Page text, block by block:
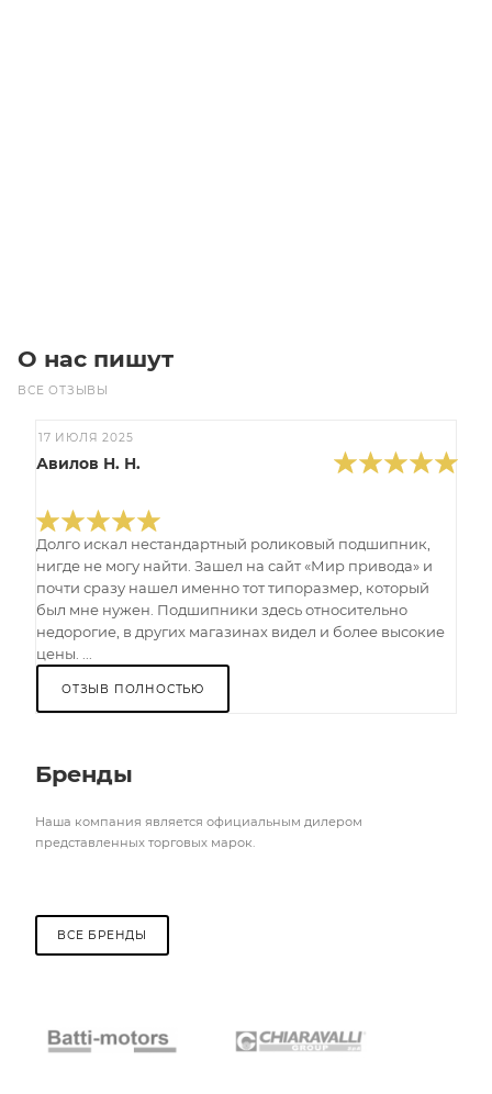
О нас пишут
ВСЕ ОТЗЫВЫ
17 ИЮЛЯ 2025
Авилов Н. Н.
Долго искал нестандартный роликовый подшипник,
нигде не могу найти. Зашел на сайт «Мир привода» и
почти сразу нашел именно тот типоразмер, который
был мне нужен. Подшипники здесь относительно
недорогие, в других магазинах видел и более высокие
цены. ...
ОТЗЫВ ПОЛНОСТЬЮ
Бренды
Наша компания является официальным дилером
представленных торговых марок.
ВСЕ БРЕНДЫ